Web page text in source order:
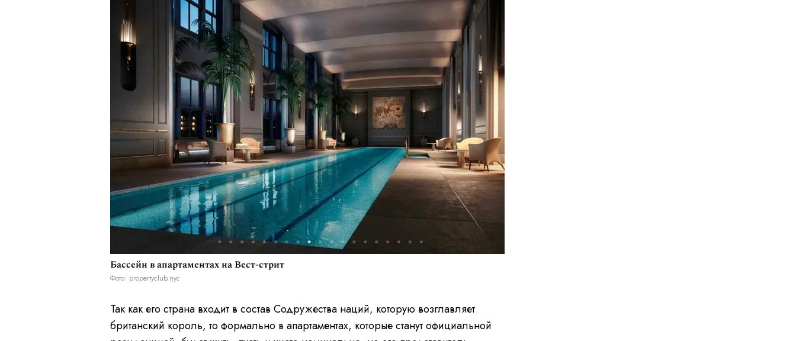
Бассейн в апартаментах на Вест-стрит
Фото: propertyclub.nyc
Так как его страна входит в состав Содружества наций, которую возглавляет
британский король, то формально в апартаментах, которые станут официальной